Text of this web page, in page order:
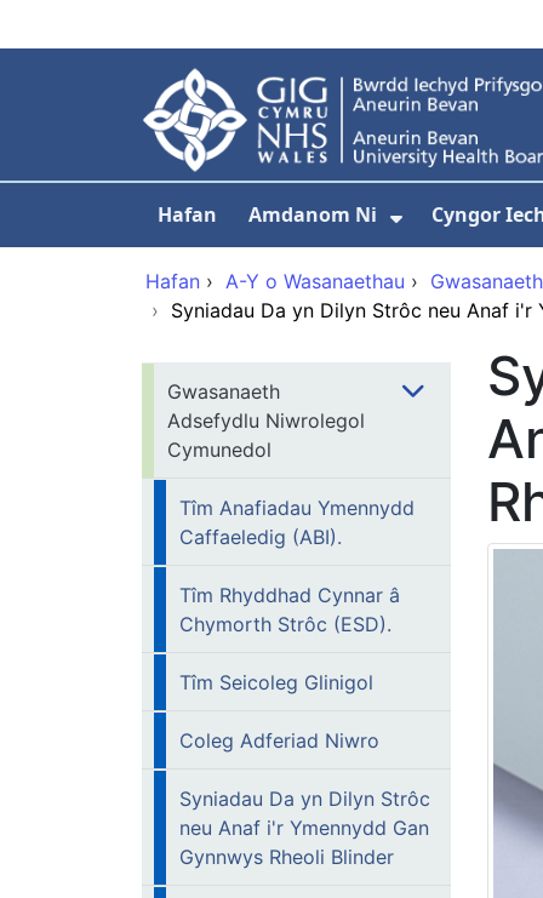
Hafan Amdanom Ni
Dangos
Cyngor
Hafan › A-Y o Wasanaethau ›
› Syniadau Da yn Dilyn Strôc neu Anaf i'r
Gwasanaeth
Adsefydlu Niwrolegol
Cymunedol
Tîm Anafiadau Ymennydd
Caffaeledig (ABI).
Tîm Rhyddhad Cynnar â
Chymorth Strôc (ESD).
Tîm Seicoleg Glinigol
Coleg Adferiad Niwro
Syniadau Da yn Dilyn Strôc
neu Anaf i'r Ymennydd Gan
Gynnwys Rheoli Blinder